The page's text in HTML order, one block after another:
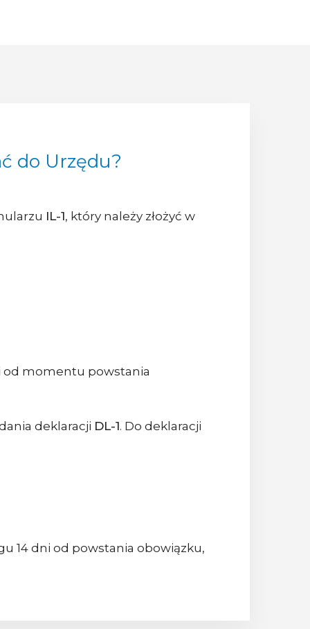
do Urzędu?
IL-1, który należy złożyć w
od momentu powstania
deklaracji DL-1. Do deklaracji
14 dni od powstania obowiązku,